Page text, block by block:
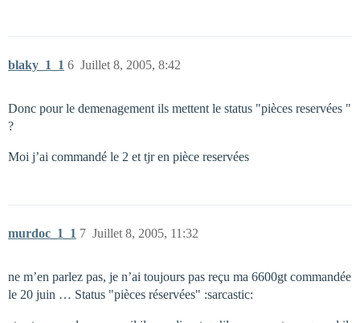
blaky_1_1 Juillet 8, 2005, 8:42
6
Donc pour le demenagement ils mettent le status "pièces reservées "
?
Moi j’ai commandé le 2 et tjr en pièce reservées
murdoc_1_1 Juillet 8, 2005, 11:32
7
ne m’en parlez pas, je n’ai toujours pas reçu ma 6600gt commandée
le 20 juin … Status "pièces réservées" :sarcastic: